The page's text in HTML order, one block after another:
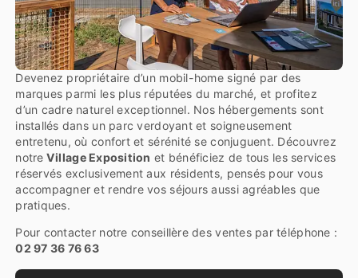
Devenez propriétaire d’un mobil-home signé par des
marques parmi les plus réputées du marché, et profitez
d’un cadre naturel exceptionnel. Nos hébergements sont
installés dans un parc verdoyant et soigneusement
entretenu, où confort et sérénité se conjuguent. Découvrez
notre Village Exposition et bénéficiez de tous les services
réservés exclusivement aux résidents, pensés pour vous
accompagner et rendre vos séjours aussi agréables que
pratiques.
Pour contacter notre conseillère des ventes par téléphone :
02 97 36 76 63